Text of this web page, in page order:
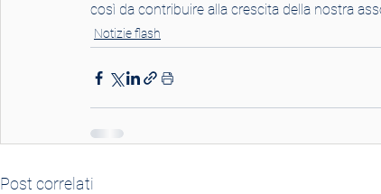
così da contribuire alla crescita della nostra
Notizie flash
Post correlati